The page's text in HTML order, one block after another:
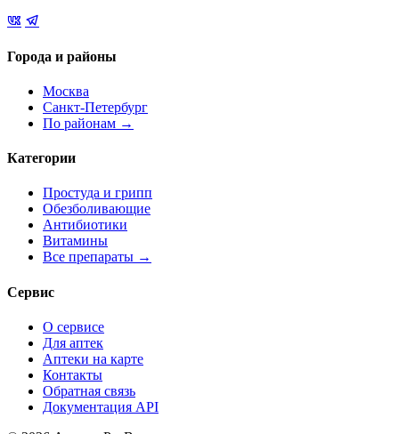
Города и районы
Москва
Санкт-Петербург
По районам →
Категории
Простуда и грипп
Обезболивающие
Антибиотики
Витамины
Все препараты →
Сервис
О сервисе
Для аптек
Аптеки на карте
Контакты
Обратная связь
Документация API